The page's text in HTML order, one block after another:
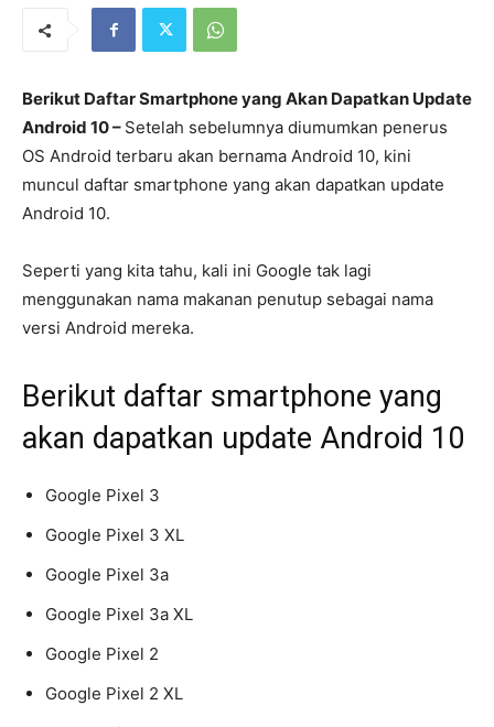
Berikut Daftar Smartphone yang Akan Dapatkan Update
Android 10 – Setelah sebelumnya diumumkan penerus
OS Android terbaru akan bernama Android 10, kini
muncul daftar smartphone yang akan dapatkan update
Android 10.
Seperti yang kita tahu, kali ini Google tak lagi
menggunakan nama makanan penutup sebagai nama
versi Android mereka.
Berikut daftar smartphone yang
akan dapatkan update Android 10
Google Pixel 3
Google Pixel 3 XL
Google Pixel 3a
Google Pixel 3a XL
Google Pixel 2
Google Pixel 2 XL